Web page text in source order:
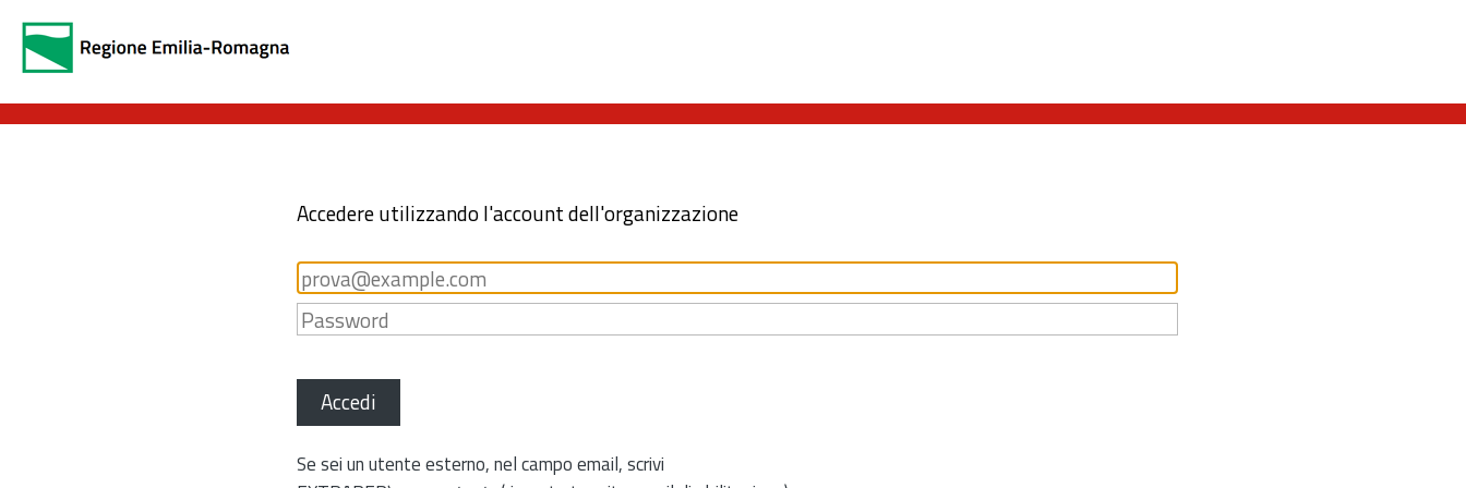
Accedere utilizzando l'account dell'organizzazione
Accedi
Se sei un utente esterno, nel campo email, scrivi